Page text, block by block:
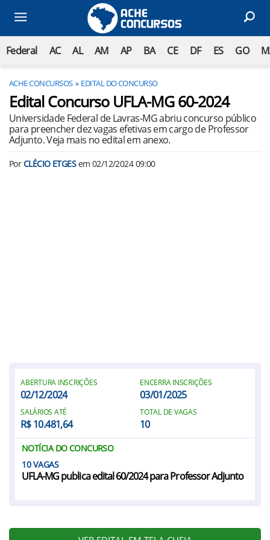
Federal AC AL AM AP BA CE DF ES GO
ACHE CONCURSOS EDITAL DO CONCURSO
Edital Concurso UFLA-MG 60-2024
Universidade Federal de Lavras-MG abriu concurso público
para preencher dez vagas efetivas em cargo de Professor
Adjunto. Veja mais no edital em anexo.
PorCLÉCIO ETGESem 02/12/2024 09:00
ABERTURA INSCRIÇÕES
02/12/2024
ENCERRA INSCRIÇÕES
03/01/2025
SALÁRIOS ATÉ
R$ 10.481,64
TOTAL DE VAGAS
10
NOTÍCIA DO CONCURSO
10
UFLA-MG publica edital 60/2024 para Professor Adjunto